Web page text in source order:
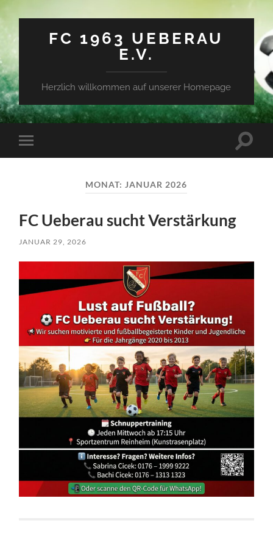
FC 1963 UEBERAU
E.V.
Herzlich willkommen auf unserer Homepage
Mobile-
Menü
MONAT: JANUAR 2026
FC Ueberau sucht Verstärkung
JANUAR 29, 2026